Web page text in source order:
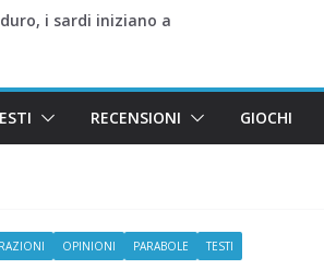
i sardi iniziano a
RECENSIONI GIOCHI
OPINIONI PARABOLE TESTI